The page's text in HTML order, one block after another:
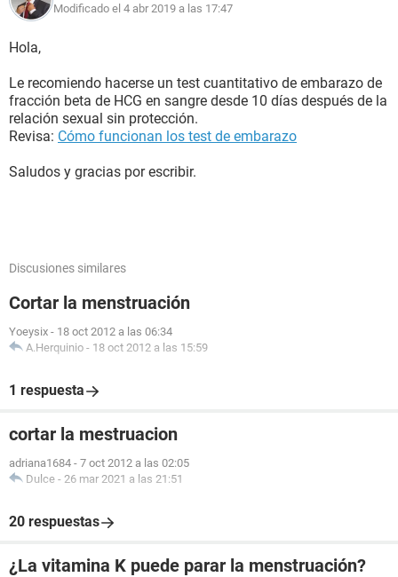
Modificado el 4 abr 2019 a las 17:47
Hola,
Le recomiendo hacerse un test cuantitativo de embarazo de
fracción beta de HCG en sangre desde 10 días después de la
relación sexual sin protección.
Revisa: Cómo funcionan los test de embarazo
Saludos y gracias por escribir.
Discusiones similares
Cortar la menstruación
Yoeysix - 18 oct 2012 a las 06:34
A.Herquinio - 18 oct 2012 a las 15:59
1 respuesta
cortar la mestruacion
adriana1684 - 7 oct 2012 a las 02:05
Dulce - 26 mar 2021 a las 21:51
20 respuestas
¿La vitamina K puede parar la menstruación?